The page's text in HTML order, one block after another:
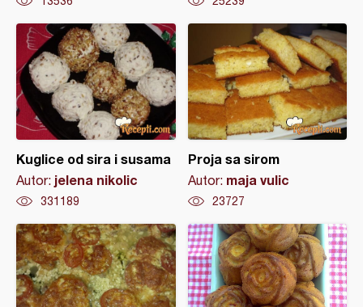
Kuglice od sira i susama
Autor: jelena nikolic
331189
Proja sa sirom
Autor: maja vulic
23727